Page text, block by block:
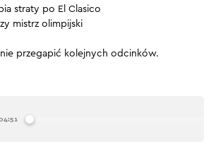
straty po El Clasico
mistrz olimpijski
przegapić kolejnych odcinków.